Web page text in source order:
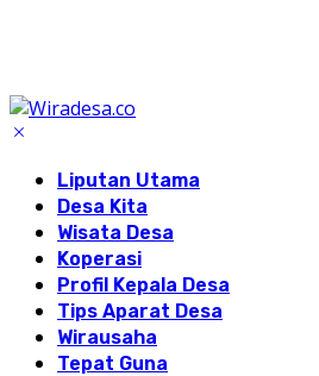
Liputan Utama
Desa Kita
Wisata Desa
Koperasi
Profil Kepala Desa
Tips Aparat Desa
Wirausaha
Tepat Guna